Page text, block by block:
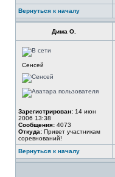
Вернуться к началу
Дима О.
Сенсей
Зарегистрирован: 14 июн
2006 13:38
Сообщения: 4073
Откуда: Привет участникам
соревнований!
Вернуться к началу